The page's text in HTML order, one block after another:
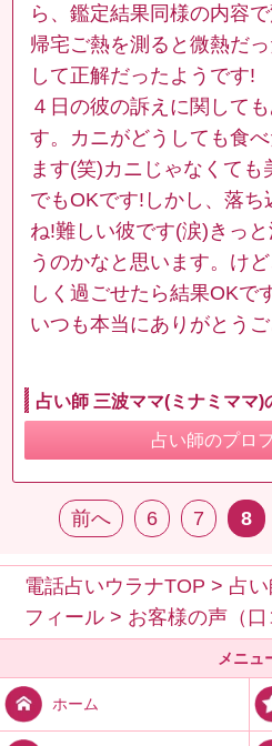
ら、鑑定結果同様の内容
帰宅ご熱を測ると微熱だ
して正解だったようです!
４日の彼の訴えに関して
す。カニがどうしても食
ます(笑)カニじゃなくて
でもOKです!しかし、落ち
ね!難しい彼です(涙)きっ
うのかなと思います。け
しく過ごせたら結果OKで
いつも本当にありがとう
占い師 三波ママ(ミナミママ)
占い師のプロ
前へ 6 7 8
電話占いウラナTOP > 占
フィール > お客様の声（
メニュ
ホーム